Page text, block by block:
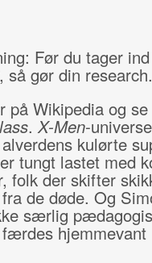
Før du tager
så gør din research.
på Wikipedia og se
.X-Men-
kulørte
tungt lastet med
folk der skifter
de døde. Og
særlig
hjemmevant